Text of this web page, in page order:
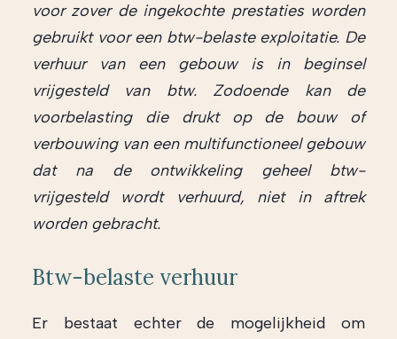
voor zover de ingekochte prestaties worden
gebruikt voor een btw-belaste exploitatie. De
verhuur van een gebouw is in beginsel
vrijgesteld van btw. Zodoende kan de
voorbelasting die drukt op de bouw of
verbouwing van een multifunctioneel gebouw
dat na de ontwikkeling geheel btw-
vrijgesteld wordt verhuurd, niet in aftrek
worden gebracht.
Btw-belaste verhuur
Er bestaat echter de mogelijkheid om